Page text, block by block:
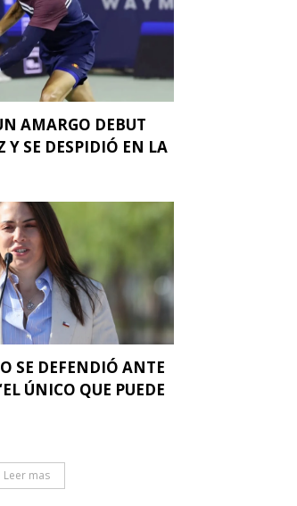
AMARGO DEBUT
Y SE DESPIDIÓ EN LA
SE DEFENDIÓ ANTE
ÚNICO QUE PUEDE
Leer mas